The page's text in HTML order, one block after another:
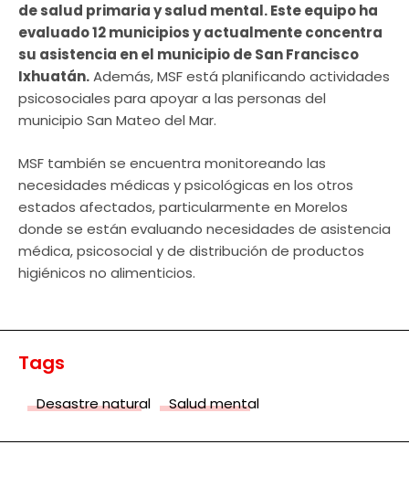
de salud primaria y salud mental. Este equipo ha
evaluado 12 municipios y actualmente concentra
su asistencia en el municipio de San Francisco
Ixhuatán.Además, MSF está planificando actividades
psicosociales para apoyar a las personas del
municipio San Mateo del Mar.
MSF también se encuentra monitoreando las
necesidades médicas y psicológicas en los otros
estados afectados, particularmente en Morelos
donde se están evaluando necesidades de asistencia
médica, psicosocial y de distribución de productos
higiénicos no alimenticios.
Tags
Desastre natural Salud mental